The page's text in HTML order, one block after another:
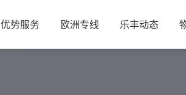
优势服务 欧洲专线 乐丰动态